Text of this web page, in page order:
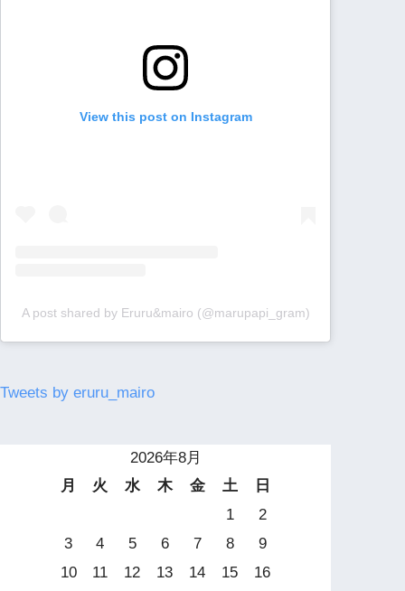
View this post on Instagram
A post shared by Eruru&mairo (@marupapi_gram)
Tweets by eruru_mairo
2026年8月
月
火 水 木 金 土
日
1
2
3
4 5 6 7 8
9
10
11 12 13 14 15
16